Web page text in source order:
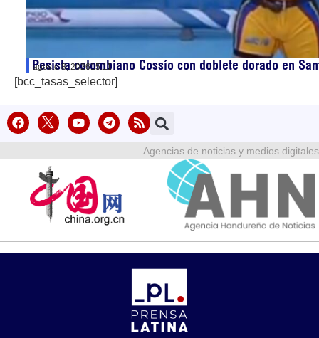
Pesista colombiano Cossío con doblete dorado en
agosto 8, 202615:11
[bcc_tasas_selector]
Agencias de noticias y medios digitales